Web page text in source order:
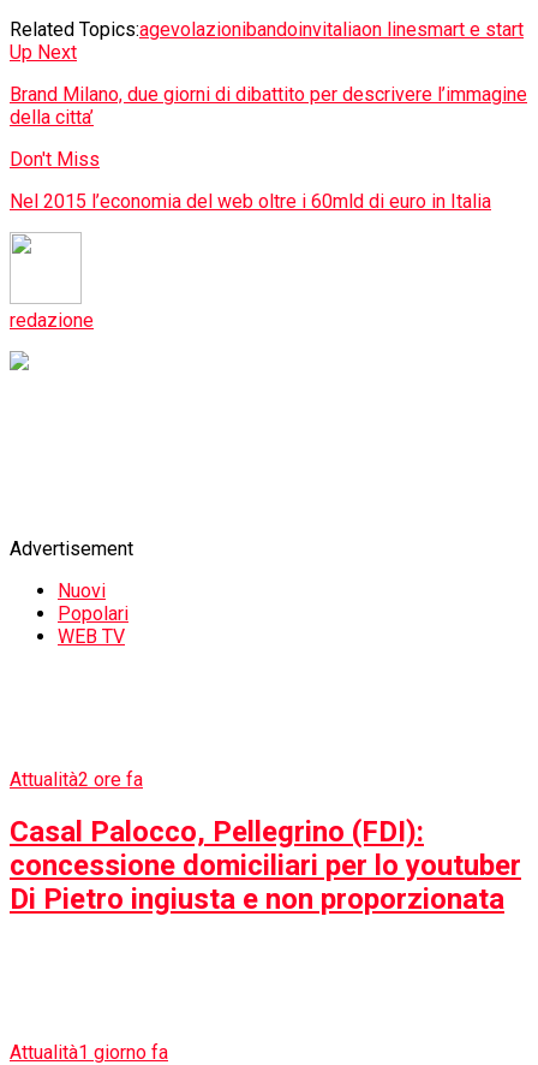
Related Topics:agevolazionibandoinvitaliaon linesmart e start
Up Next
Brand Milano, due giorni di dibattito per descrivere l’immagine
della citta’
Don't Miss
Nel 2015 l’economia del web oltre i 60mld di euro in Italia
redazione
Advertisement
Nuovi
Popolari
WEB TV
Attualità2 ore fa
Casal Palocco, Pellegrino (FDI):
concessione domiciliari per lo youtuber
Di Pietro ingiusta e non proporzionata
Attualità1 giorno fa